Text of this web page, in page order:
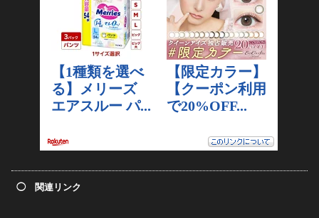
◯ 関連リンク